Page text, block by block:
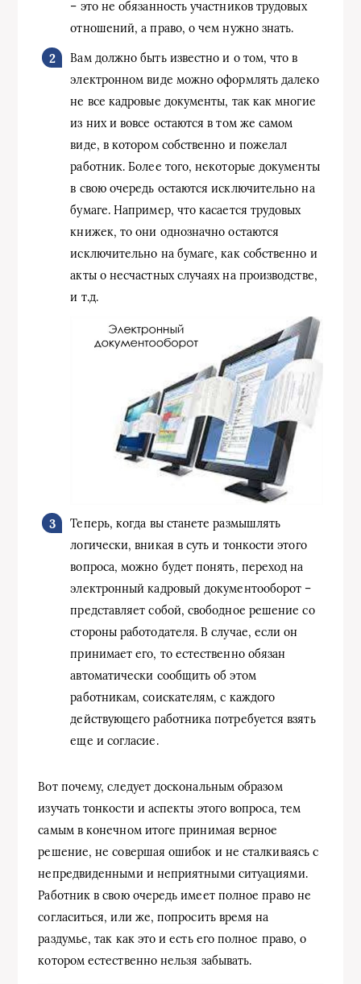
– это не обязанность участников трудовых
отношений, а право, о чем нужно знать.
Вам должно быть известно и о том, что в
электронном виде можно оформлять далеко
не все кадровые документы, так как многие
из них и вовсе остаются в том же самом
виде, в котором собственно и пожелал
работник. Более того, некоторые документы
в свою очередь остаются исключительно на
бумаге. Например, что касается трудовых
книжек, то они однозначно остаются
исключительно на бумаге, как собственно и
акты о несчастных случаях на производстве,
и т.д.
Теперь, когда вы станете размышлять
логически, вникая в суть и тонкости этого
вопроса, можно будет понять, переход на
электронный кадровый документооборот –
представляет собой, свободное решение со
стороны работодателя. В случае, если он
принимает его, то естественно обязан
автоматически сообщить об этом
работникам, соискателям, с каждого
действующего работника потребуется взять
еще и согласие.
Вот почему, следует доскональным образом
изучать тонкости и аспекты этого вопроса, тем
самым в конечном итоге принимая верное
решение, не совершая ошибок и не сталкиваясь с
непредвиденными и неприятными ситуациями.
Работник в свою очередь имеет полное право не
согласиться, или же, попросить время на
раздумье, так как это и есть его полное право, о
котором естественно нельзя забывать.